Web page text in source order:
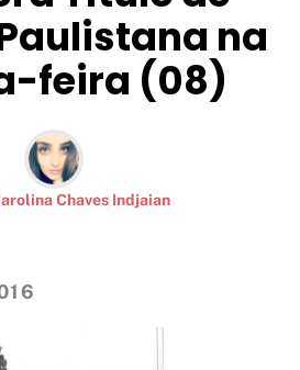
na
feira (08)
Chaves Indjaian